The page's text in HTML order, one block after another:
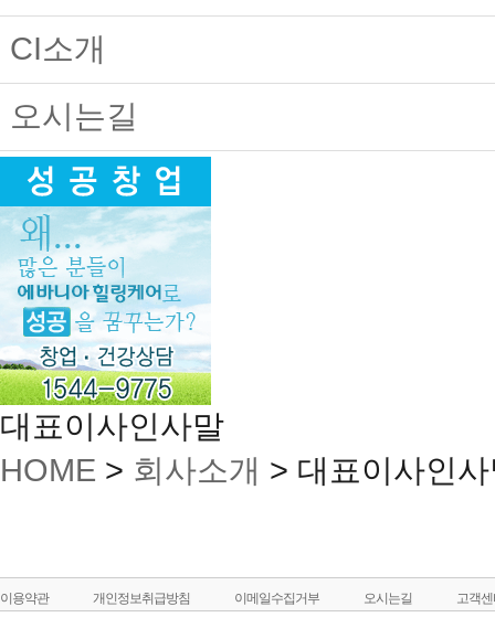
CI소개
오시는길
대표이사인사말
HOME > 회사소개 > 대표이사인
이용약관 개인정보취급방침 이메일수집거부 오시는길 고객